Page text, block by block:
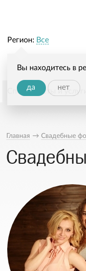
Регион: Все
Вы находитесь в
да нет
Специалисты и услуги
Главная → Свадебные